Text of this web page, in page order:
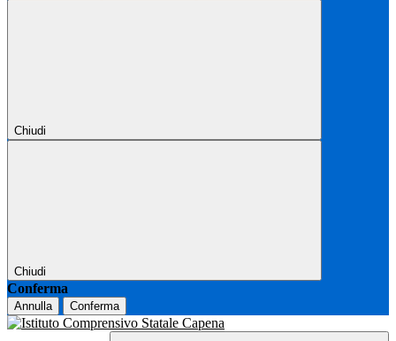
Chiudi
Chiudi
Conferma
Annulla Conferma